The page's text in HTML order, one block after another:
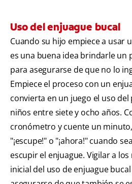
Uso del enjuague bucal
Cuando su hijo empiece a usar
es una buena idea brindarle un
para asegurarse de que no lo
Empiece el proceso con un
convierta en un juego el uso
niños entre siete y ocho años.
cronómetro y cuente un
"¡escupe!" o "¡ahora!" cuando
escupir el enjuague. Vigilar a
inicial del uso de enjuague